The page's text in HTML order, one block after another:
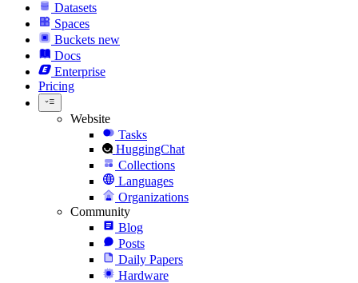
Datasets
Spaces
Buckets new
Docs
Enterprise
Pricing
Website
Tasks
HuggingChat
Collections
Languages
Organizations
Community
Blog
Posts
Daily Papers
Hardware